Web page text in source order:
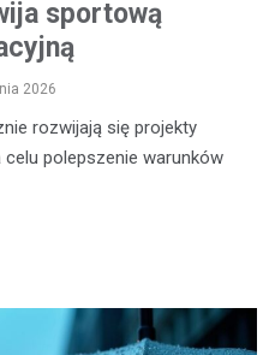
sportową
2026
rozwijają się projekty
polepszenie warunków